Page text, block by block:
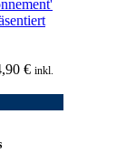
€ inkl.